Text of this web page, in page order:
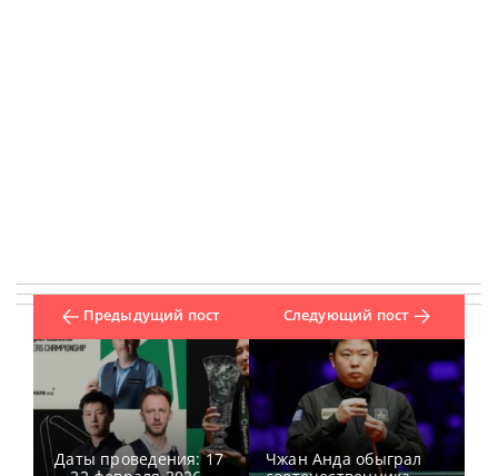
Предыдущий пост
Даты проведения: 17
Следующий пост
Чжан Анда обыграл